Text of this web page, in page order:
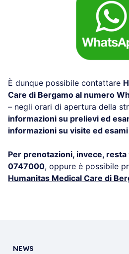
È dunque possibile contattare
Care di Bergamo al numero
– negli orari di apertura della
informazioni su prelievi ed
informazioni su visite ed
Per prenotazioni, invece,
0747000, oppure è possibile
Humanitas Medical Care di
NEWS